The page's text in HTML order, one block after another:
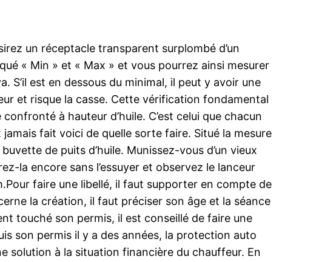
un réceptacle transparent surplombé d’un
« Min » et « Max » et vous pourrez ainsi mesurer
S’il est en dessous du minimal, il peut y avoir une
et risque la casse. Cette vérification fondamental
à hauteur d’huile. C’est celui que chacun
fait voici de quelle sorte faire. Situé la mesure
de puits d’huile. Munissez-vous d’un vieux
la encore sans l’essuyer et observez le lanceur
faire une libellé, il faut supporter en compte de
la création, il faut préciser son âge et la séance
touché son permis, il est conseillé de faire une
son permis il y a des années, la protection auto
solution à la situation financière du chauffeur. En